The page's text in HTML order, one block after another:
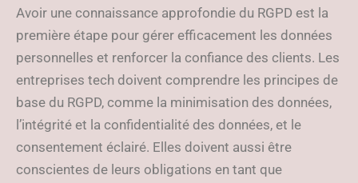
Avoir une connaissance approfondie du RGPD est la
première étape pour gérer efficacement les données
personnelles et renforcer la confiance des clients. Les
entreprises tech doivent comprendre les principes de
base du RGPD, comme la minimisation des données,
l’intégrité et la confidentialité des données, et le
consentement éclairé. Elles doivent aussi être
conscientes de leurs obligations en tant que